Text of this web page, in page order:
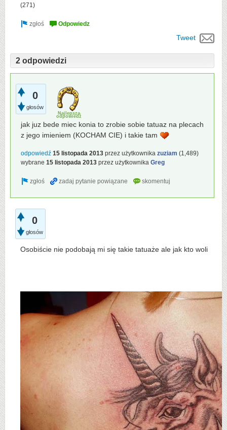
(271)
Tweet
2 odpowiedzi
0
głosów
Najlepsza
odpowiedź
jak juz bede miec konia to zrobie sobie tatuaz na plecach
z jego imieniem (KOCHAM CIE) i takie tam
odpowiedź 15 listopada 2013 przez użytkownika zuziam (1,489)
wybrane 15 listopada 2013 przez użytkownika Greg
0
głosów
Osobiście nie podobają mi się takie tatuaże ale jak kto woli